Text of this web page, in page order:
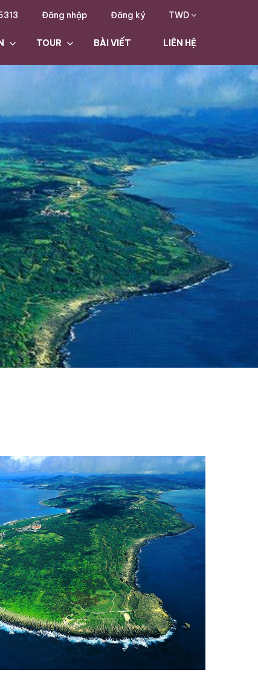
Đăng nhập Đăng ký TWD
TOUR BÀI VIẾT LIÊN HỆ